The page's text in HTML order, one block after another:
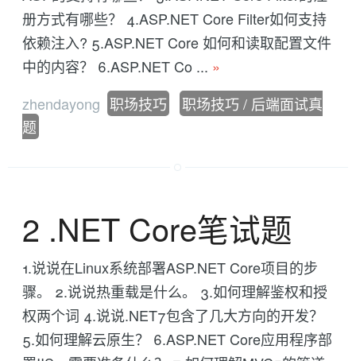
册方式有哪些？ 4.ASP.NET Core Filter如何支持
依赖注入? 5.ASP.NET Core 如何和读取配置文件
中的内容？ 6.ASP.NET Co ... »
zhendayong 职场技巧
职场技巧 / 后端面试真
题
2 .NET Core笔试题
1.说说在Linux系统部署ASP.NET Core项目的步
骤。 2.说说热重载是什么。 3.如何理解鉴权和授
权两个词 4.说说.NET7包含了几大方向的开发？
5.如何理解云原生？ 6.ASP.NET Core应用程序部